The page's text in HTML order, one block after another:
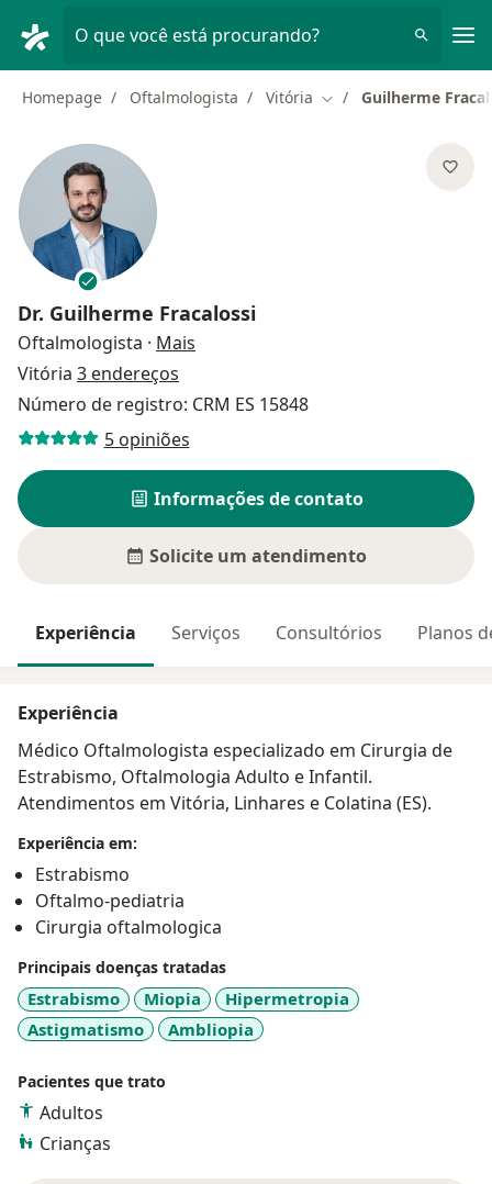
O que você está procurando?
Homepage Oftalmologista Vitória Mudar de cidade
Guilherme
Dr. Guilherme Fracalossi
Oftalmologista · Mais
Vitória 3 endereços
Número de registro: CRM ES 15848
5 opiniões
Informações de contato
Solicite um atendimento
Experiência Serviços Consultórios Planos
Experiência
Médico Oftalmologista especializado em Cirurgia de
Estrabismo, Oftalmologia Adulto e Infantil.
Atendimentos em Vitória, Linhares e Colatina (ES).
Experiência em:
Estrabismo
Oftalmo-pediatria
Cirurgia oftalmologica
Principais doenças tratadas
Estrabismo Miopia
Hipermetropia
Astigmatismo
Ambliopia
Pacientes que trato
Adultos
Crianças